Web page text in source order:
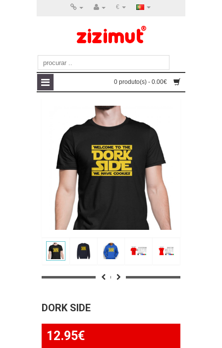
€
0 produto(s) - 0.00€
DORK SIDE
12.95€